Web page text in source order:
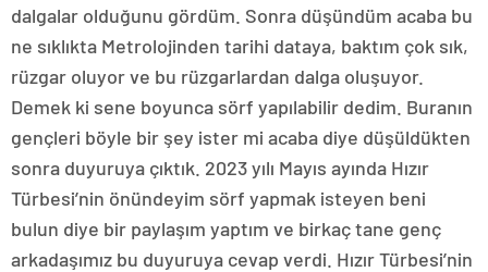
dalgalar olduğunu gördüm. Sonra düşündüm acaba bu
ne sıklıkta Metrolojinden tarihi dataya, baktım çok sık,
rüzgar oluyor ve bu rüzgarlardan dalga oluşuyor.
Demek ki sene boyunca sörf yapılabilir dedim. Buranın
gençleri böyle bir şey ister mi acaba diye düşüldükten
sonra duyuruya çıktık. 2023 yılı Mayıs ayında Hızır
Türbesi’nin önündeyim sörf yapmak isteyen beni
bulun diye bir paylaşım yaptım ve birkaç tane genç
arkadaşımız bu duyuruya cevap verdi. Hızır Türbesi’nin